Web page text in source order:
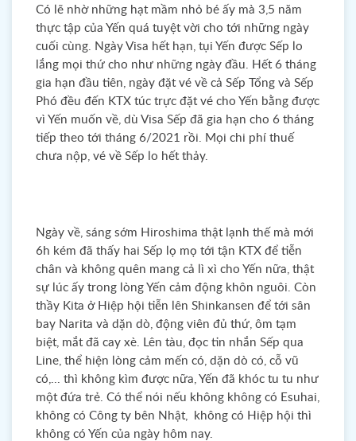
Có lẽ nhờ những hạt mầm nhỏ bé ấy mà 3,5 năm
thực tập của Yến quá tuyệt vời cho tới những ngày
cuối cùng. Ngày Visa hết hạn, tụi Yến được Sếp lo
lắng mọi thứ cho như những ngày đầu. Hết 6 tháng
gia hạn đầu tiên, ngày đặt vé về cả Sếp Tổng và Sếp
Phó đều đến KTX túc trực đặt vé cho Yến bằng được
vì Yến muốn về, dù Visa Sếp đã gia hạn cho 6 tháng
tiếp theo tới tháng 6/2021 rồi. Mọi chi phí thuế
chưa nộp, vé về Sếp lo hết thảy.
Ngày về, sáng sớm Hiroshima thật lạnh thế mà mới
6h kém đã thấy hai Sếp lọ mọ tới tận KTX để tiễn
chân và không quên mang cả lì xì cho Yến nữa, thật
sự lúc ấy trong lòng Yến cảm động khôn nguôi. Còn
thầy Kita ở Hiệp hội tiễn lên Shinkansen để tới sân
bay Narita và dặn dò, động viên đủ thứ, ôm tạm
biệt, mắt đã cay xè. Lên tàu, đọc tin nhắn Sếp qua
Line, thể hiện lòng cảm mến có, dặn dò có, cỗ vũ
có,... thì không kìm được nữa, Yến đã khóc tu tu như
một đứa trẻ. Có thể nói nếu không không có Esuhai,
không có Công ty bên Nhật, không có Hiệp hội thì
không có Yến của ngày hôm nay.